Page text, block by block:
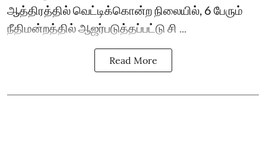
ஆத்திரத்தில் வெட்டிக்கொன்ற நிலையில், 6 பேரும்
நீதிமன்றத்தில் ஆஜர்படுத்தப்பட்டு சி ...
Read More